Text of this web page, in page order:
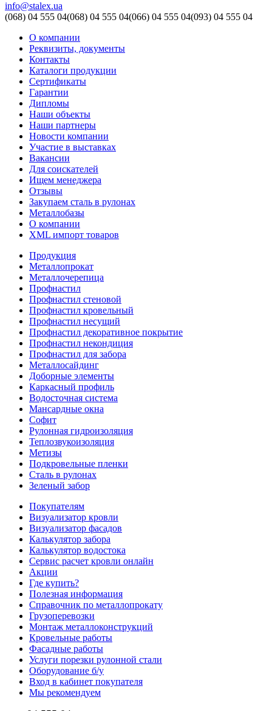
info@stalex.ua
(068) 04 555 04(068) 04 555 04(066) 04 555 04(093) 04 555 04
О компании
Реквизиты, документы
Контакты
Каталоги продукции
Сертификаты
Гарантии
Дипломы
Наши объекты
Наши партнеры
Новости компании
Участие в выставках
Вакансии
Для соискателей
Ищем менеджера
Отзывы
Закупаем сталь в рулонах
Металлобазы
О компании
XML импорт товаров
Продукция
Металлопрокат
Металлочерепица
Профнастил
Профнастил стеновой
Профнастил кровельный
Профнастил несущий
Профнастил декоративное покрытие
Профнастил некондиция
Профнастил для забора
Металлосайдинг
Доборные элементы
Каркасный профиль
Водосточная система
Мансардные окна
Софит
Рулонная гидроизоляция
Теплозвукоизоляция
Метизы
Подкровельные пленки
Сталь в рулонах
Зеленый забор
Покупателям
Визуализатор кровли
Визуализатор фасадов
Калькулятор забора
Калькулятор водостока
Сервис расчет кровли онлайн
Акции
Где купить?
Полезная информация
Справочник по металлопрокату
Грузоперевозки
Монтаж металлоконструкций
Кровельные работы
Фасадные работы
Услуги порезки рулонной стали
Оборудование б/у
Вход в кабинет покупателя
Мы рекомендуем